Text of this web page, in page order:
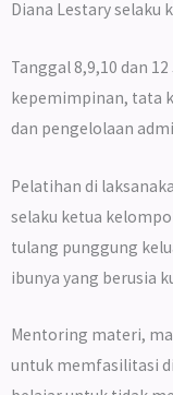
Diana Lestary selaku
Tanggal 8,9,10 dan
kepemimpinan, tata
dan pengelolaan
Pelatihan di
selaku ketua
tulang punggung
ibunya yang berusia
Mentoring materi,
untuk memfasilitasi